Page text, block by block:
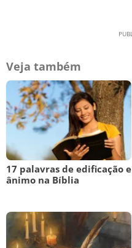
Veja também
17 palavras de edificação e
ânimo na Bíblia